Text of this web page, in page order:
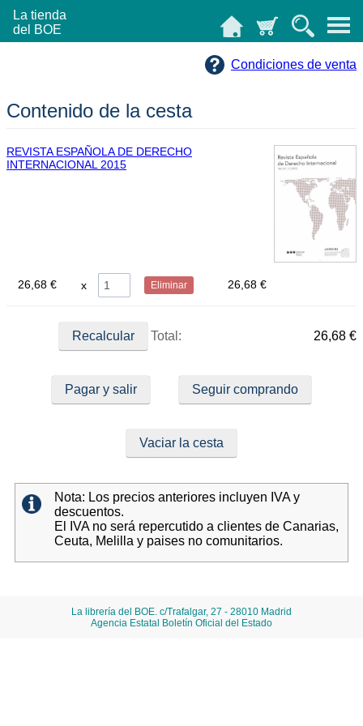
La tienda
del BOE
Condiciones de venta
Contenido de la cesta
REVISTA ESPAÑOLA DE DERECHO
INTERNACIONAL 2015
26,68 € Eliminar 26,68 €
Total: 26,68 €
Pagar y salir Seguir comprando
Vaciar la cesta
Nota: Los precios anteriores incluyen IVA y
descuentos.
El IVA no será repercutido a clientes de Canarias,
Ceuta, Melilla y paises no comunitarios.
La librería del BOE. c/Trafalgar, 27 - 28010 Madrid
Agencia Estatal Boletín Oficial del Estado